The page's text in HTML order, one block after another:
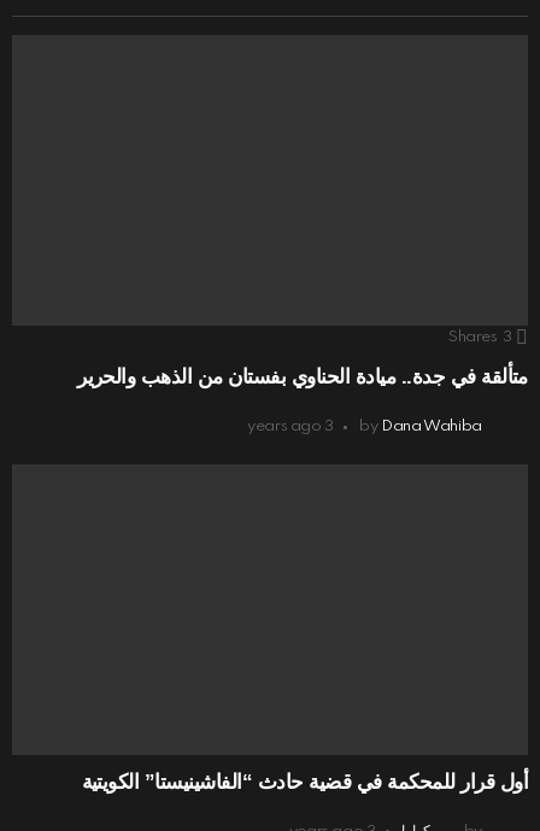
3
Shares
متألقة في جدة.. ميادة الحناوي بفستان من الذهب والحرير
by Dana Wahiba
3 years ago
أول قرار للمحكمة في قضية حادث “الفاشينيستا” الكويتية